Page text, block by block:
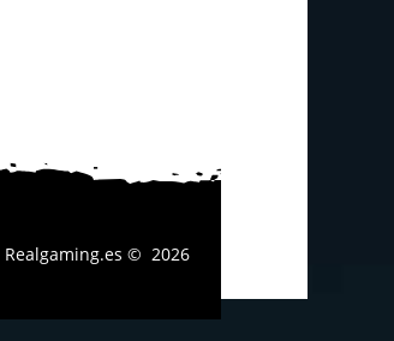
Realgaming.es © 2026